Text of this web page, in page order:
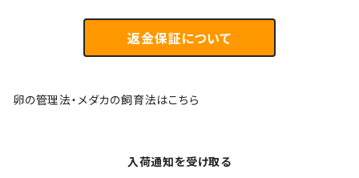
返金保証について
卵の管理法・メダカの飼育法はこちら
入荷通知を受け取る